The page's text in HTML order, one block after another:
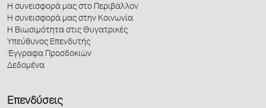
Η συνεισφορά μας στο Περιβάλλον
Η συνεισφορά μας στην Κοινωνία
Η Βιωσιμότητα στις Θυγατρικές
Υπεύθυνος Επενδυτής
Έγγραφα Προσδοκιών
Δεδομένα
Επενδύσεις